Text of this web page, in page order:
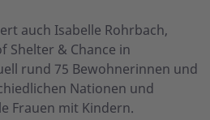
auch Isabelle Rohrbach,
Shelter & Chance in
rund 75 Bewohnerinnen und
Nationen und
Frauen mit Kindern.